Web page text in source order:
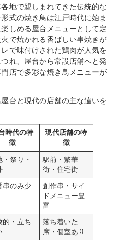
地で親しまれてきた伝統的な
式の焼き鳥は江戸時代に始ま
しめる屋台メニューとして定
で焼かれる香ばしい串焼きが
で味付けされた鶏肉が人気を
れ、屋台から常設店舗へと発
店で多彩な焼き鳥メニューが
台と現代の店舗の主な違いを
時代の特
徴
現代店舗の特
徴
・祭り・
駅前・繁華
街・住宅街
串のみ少
創作串・サイ
ドメニュー豊
富
的・立ち
落ち着いた
席・個室あり